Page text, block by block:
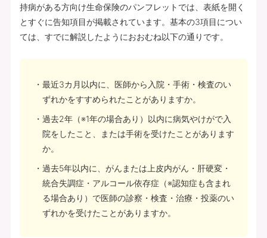
持病がある方向け生命保険のパンフレットでは、表紙を開く
とすぐに告知項目が掲載されています。基本の3項目につい
ては、すでに解説したようにおおむね以下の通りです。
最近3カ月以内に、医師から入院・手術・検査のい
ずれかをすすめられたことがありますか。
過去2年（※1年の場合あり）以内に病気やけがで入
院をしたこと、または手術を受けたことがあります
か。
過去5年以内に、がんまたは上皮内がん・肝硬変・
統合失調症・アルコール依存症（※認知症も含まれ
る場合あり）で医師の診察・検査・治療・投薬のい
ずれかを受けたことがありますか。